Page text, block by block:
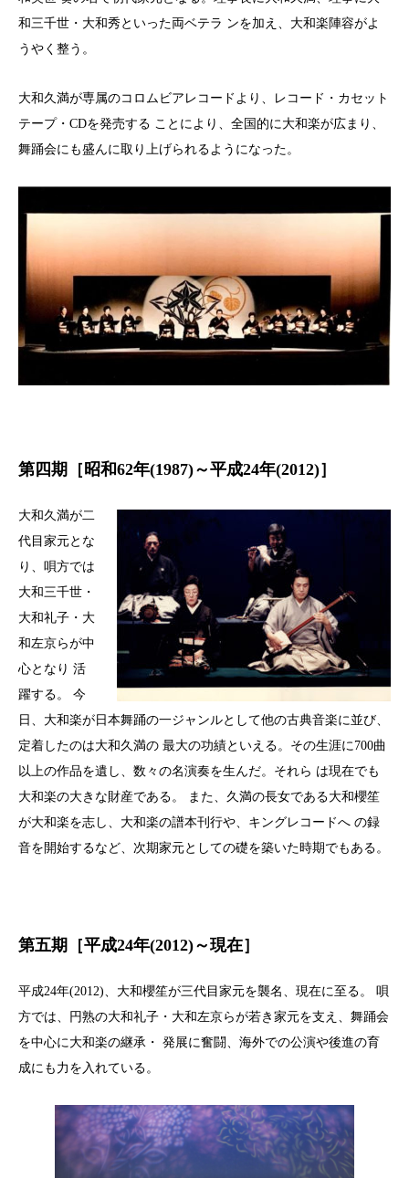
和三千世・大和秀といった両ベテラ ンを加え、大和楽陣容がよ
うやく整う。
大和久満が専属のコロムビアレコードより、レコード・カセット
テープ・CDを発売する ことにより、全国的に大和楽が広まり、
舞踊会にも盛んに取り上げられるようになった。
第四期［昭和62年(1987)～平成24年(2012)］
大和久満が二
代目家元とな
り、唄方では
大和三千世・
大和礼子・大
和左京らが中
心となり 活
躍する。 今
日、大和楽が日本舞踊の一ジャンルとして他の古典音楽に並び、
定着したのは大和久満の 最大の功績といえる。その生涯に700曲
以上の作品を遺し、数々の名演奏を生んだ。それら は現在でも
大和楽の大きな財産である。 また、久満の長女である大和櫻笙
が大和楽を志し、大和楽の譜本刊行や、キングレコードへ の録
音を開始するなど、次期家元としての礎を築いた時期でもある。
第五期［平成24年(2012)～現在］
平成24年(2012)、大和櫻笙が三代目家元を襲名、現在に至る。 唄
方では、円熟の大和礼子・大和左京らが若き家元を支え、舞踊会
を中心に大和楽の継承・ 発展に奮闘、海外での公演や後進の育
成にも力を入れている。